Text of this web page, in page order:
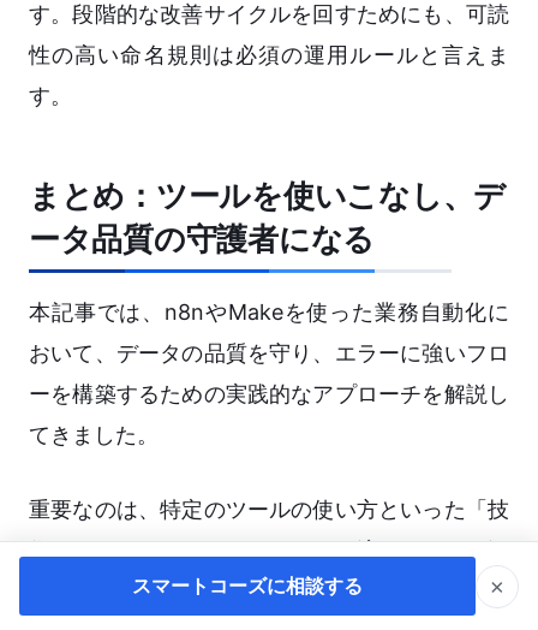
す。段階的な改善サイクルを回すためにも、可読
性の高い命名規則は必須の運用ルールと言えま
す。
まとめ：ツールを使いこなし、デ
ータ品質の守護者になる
本記事では、n8nやMakeを使った業務自動化に
おいて、データの品質を守り、エラーに強いフロ
ーを構築するための実践的なアプローチを解説し
てきました。
重要なのは、特定のツールの使い方といった「技
術」よりも、データがどのように流れ、どこで汚
れ、どうすれば綺麗になるのかという「ロジック
スマートコーズに相談する ×